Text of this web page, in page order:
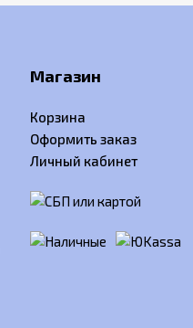
Магазин
Корзина
Оформить заказ
Личный кабинет